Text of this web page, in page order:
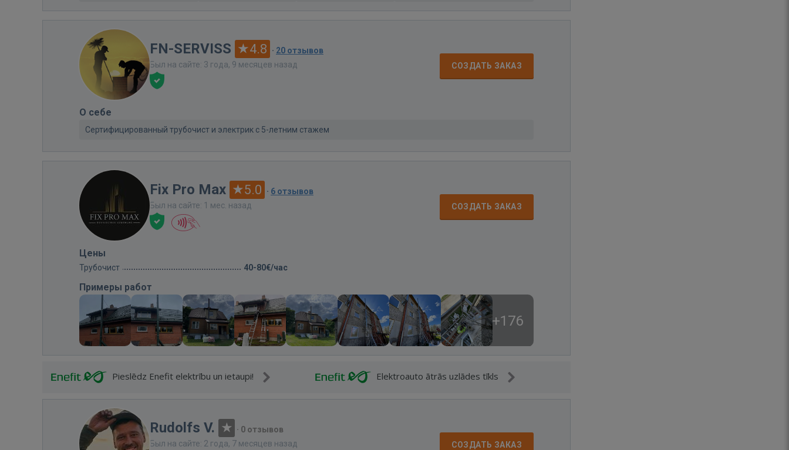
FN-SERVISS 4.8 · 20 отзывов
Был на сайте: 3 года, 9 месяцев назад
СОЗДАТЬ ЗАКАЗ
О себе
Сертифицированный трубочист и электрик с 5-летним стажем
Fix Pro Max 5.0 · 6 отзывов
Был на сайте: 1 мес. назад
СОЗДАТЬ ЗАКАЗ
Цены
Трубочист 40-80€/час
Примеры работ
+176
Pieslēdz Enefit elektrību un ietaupi! Elektroauto ātrās uzlādes tīkls
Rudolfs V. · 0 отзывов
Был на сайте: 2 года, 7 месяцев назад
СОЗДАТЬ ЗАКАЗ